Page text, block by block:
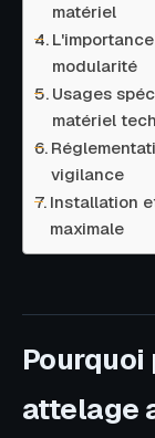
matériel
modularité
Usages
matériel
vigilance
Installation
maximale
attelage